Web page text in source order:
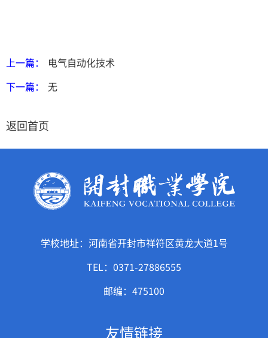
上一篇：
电气自动化技术
下一篇：
无
返回首页
学校地址：河南省开封市祥符区黄龙大道1号
TEL：0371-27886555
邮编：475100
友情链接